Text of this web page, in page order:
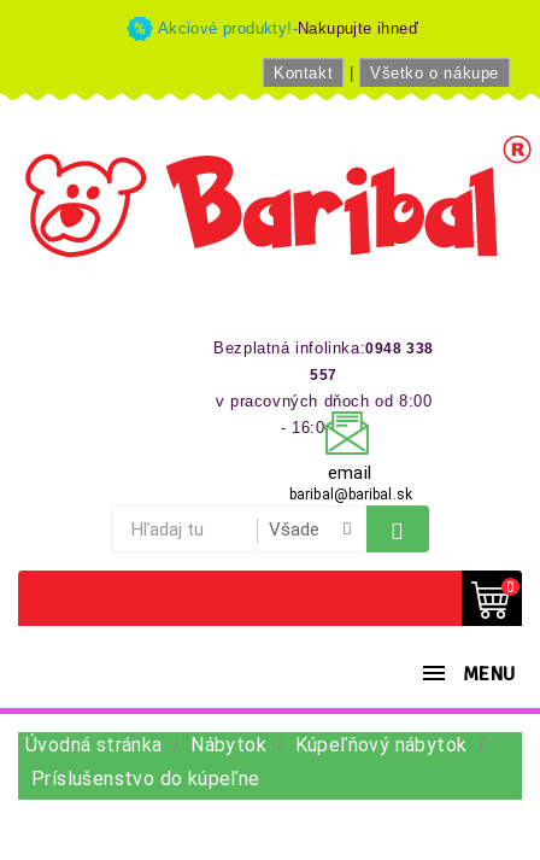
Akciové produkty!-Nakupujte ihneď
Kontakt Všetko o nákupe
Bezplatná infolinka:0948 338
557
v pracovných dňoch od 8:00
- 16:00 hod
email
baribal@baribal.sk
0
MENU
Úvodná stránka Nábytok
Kúpeľňový nábytok
Príslušenstvo do kúpeľne